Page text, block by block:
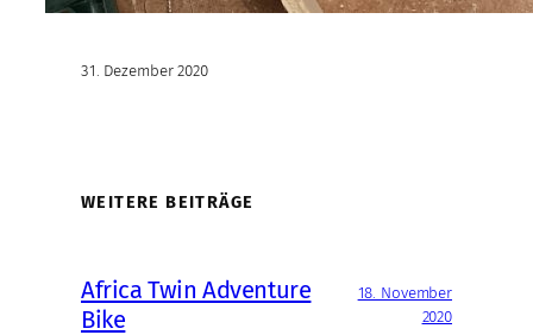
31. Dezember 2020
WEITERE BEITRÄGE
Africa Twin Adventure
Bike
18. November
2020